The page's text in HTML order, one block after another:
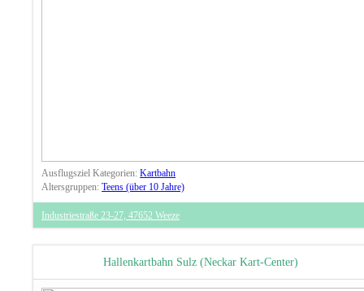
Ausflugsziel Kategorien:Kartbahn
Altersgruppen:Teens (über 10 Jahre)
Industriestraße 23-27, 47652 Weeze
Hallenkartbahn Sulz (Neckar Kart-Center)